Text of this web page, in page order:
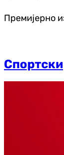
Премијерно
Спортски